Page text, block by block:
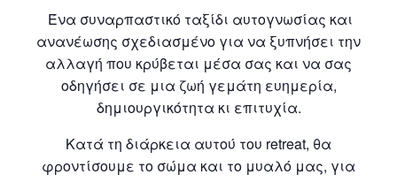
Ένα συναρπαστικό ταξίδι αυτογνωσίας και
ανανέωσης σχεδιασμένο για να ξυπνήσει την
αλλαγή που κρύβεται μέσα σας και να σας
οδηγήσει σε μια ζωή γεμάτη ευημερία,
δημιουργικότητα κι επιτυχία.
Κατά τη διάρκεια αυτού του retreat, θα
φροντίσουμε το σώμα και το μυαλό μας, για